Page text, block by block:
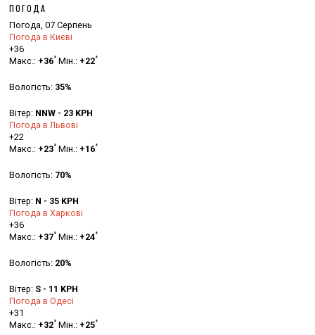
ПОГОДА
Погода, 07 Серпень
Погода в Києві
+36
Макс.: +36° Мін.: +22°
Вологість: 35%
Вітер: NNW - 23 KPH
Погода в Львові
+22
Макс.: +23° Мін.: +16°
Вологість: 70%
Вітер: N - 35 KPH
Погода в Харкові
+36
Макс.: +37° Мін.: +24°
Вологість: 20%
Вітер: S - 11 KPH
Погода в Одесі
+31
Макс.: +32° Мін.: +25°